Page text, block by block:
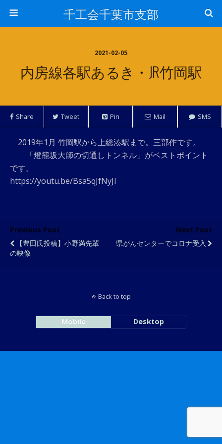
千工会千葉市支部
2021-02-05
内房線各駅あるき・JR竹岡駅
Share Tweet Pin Mail SMS
2019年1月 竹岡駅から上総湊駅まで。三部作です。
「燈籠坂大師の切通しトンネル」がベストポイント
です。
https://youtu.be/Bsa5qJfNyJI
Previous Post
【豊田氏投稿】小野満先輩
の映像
Next Post
県がんセンターでコロナ受入
Back to top
Mobile Desktop